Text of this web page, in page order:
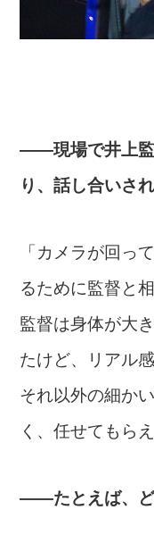
――現場で井上監
り、話し合いさ
「カメラが回っ
るために監督と
監督は身体が大
たけど、リアル
それ以外の細か
く、任せてもら
――たとえば、ど